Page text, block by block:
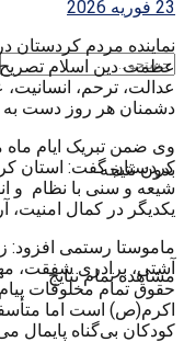
بدون نتیجه
مشاهده تمام نتایج
23 فوریه 2026
نماینده مردم کردستان
عظمت دین اسلام تصریح
عدالت، ترحم،
دشمنان هر روز دست به
وی ضمن تبریک ایام
کردستان گفت: استان
شیعه و سنی با نظام و
یکدیگر در کمال
ماموستا رستمی افزود:
آشتی، برادری شفقت،
حقوق تمام مخلوقات
اکرم(ص) است اما
کودکان بی‌گناه پایمال